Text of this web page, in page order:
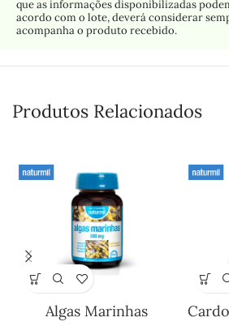
que as informações disponibilizadas
acordo com o lote, deverá considerar
acompanha o produto recebido.
Produtos Relacionados
Algas Marinhas